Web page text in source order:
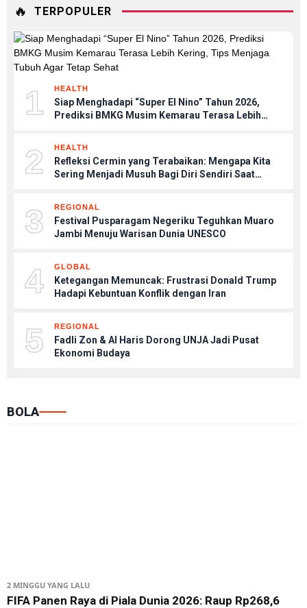
🔥 TERPOPULER
1 HEALTH
Siap Menghadapi “Super El Nino” Tahun 2026,
Prediksi BMKG Musim Kemarau Terasa Lebih
2 HEALTH
Refleksi Cermin yang Terabaikan: Mengapa Kita
Sering Menjadi Musuh Bagi Diri Sendiri Saat
3 REGIONAL
Festival Pusparagam Negeriku Teguhkan Muaro
Jambi Menuju Warisan Dunia UNESCO
4 GLOBAL
Ketegangan Memuncak: Frustrasi Donald Trump
Hadapi Kebuntuan Konflik dengan Iran
5 REGIONAL
Fadli Zon & Al Haris Dorong UNJA Jadi Pusat
Ekonomi Budaya
BOLA
2 MINGGU YANG LALU
FIFA Panen Raya di Piala Dunia 2026: Raup Rp268,6